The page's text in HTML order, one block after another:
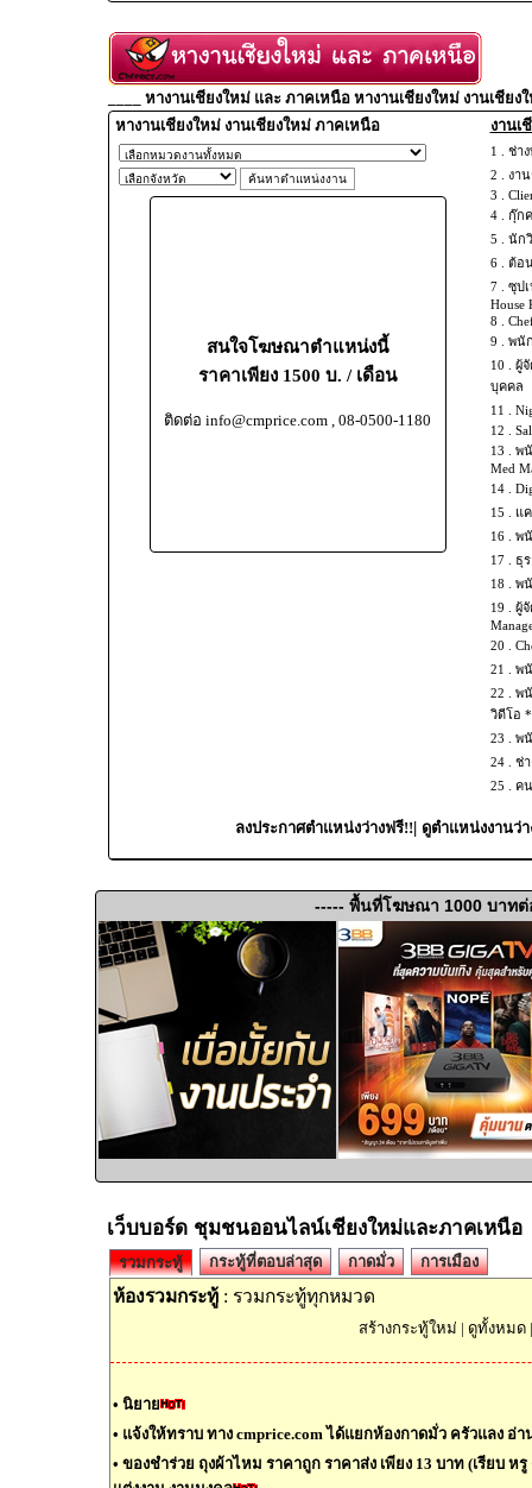
____ หางานเชียงใหม่ และ ภาคเหนือ หางานเชียงใหม่ งานเชียง
หางานเชียงใหม่ งานเชียงใหม่ ภาคเหนือ
สนใจโฆษณาตำแหน่งนี้
ราคาเพียง 1500 บ. / เดือน
ติดต่อ info@cmprice.com , 08-0500-1180
งานเ
1 . ช่า
2 . งา
3 .
4 . กุ๊ก
5 . นัก
6 . ต้อ
7 . ซุป
House
8 .
9 . พนั
10 . ผู้
บุคคล
11 .
12 .
13 . พ
Med
14 .
15 .
แ
16 . พ
17 .
ธุ
18 . พ
19 . ผู้
20 .
21 . พ
22 . พ
วิดีโอ
23 . พ
24 . ช่
25 .
ค
ลงประกาศตำแหน่งว่างฟรี!!| ดูตำแหน่งงานว่
----- พื้นที่โฆษณา 1000 บาทต่
เว็บบอร์ด ชุมชนออนไลน์เชียงใหม่และภาคเหนือ
รวมกระทู้ กระทู้ที่ตอบล่าสุด กาดมั่ว การเมือง
ห้องรวมกระทู้ : รวมกระทู้ทุกหมวด
สร้างกระทู้ใหม่ | ดูทั้งหมด
• นิยาย
• แจ้งให้ทราบ ทาง cmprice.com ได้แยกห้องกาดมั่ว ครัวแลง อ่
• ของชำร่วย ถุงผ้าไหม ราคาถูก ราคาส่ง เพียง 13 บาท (เรียบ ห